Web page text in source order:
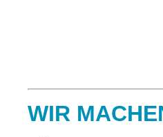
WIR